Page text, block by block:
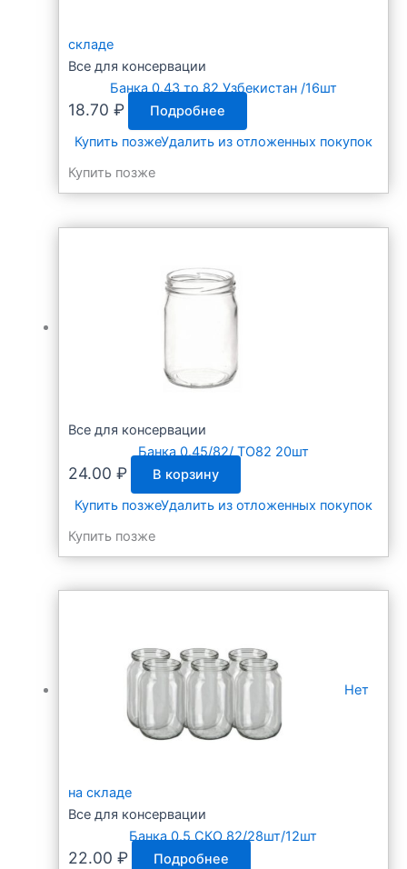
складе
Все для консервации
Банка 0.43 то 82 Узбекистан /16шт
18.70 ₽
Подробнее
Купить позжеУдалить из отложенных покупок
Купить позже
Все для консервации
Банка 0.45/82/ ТО82 20шт
24.00 ₽
В корзину
Купить позжеУдалить из отложенных покупок
Купить позже
Нет
на складе
Все для консервации
Банка 0.5 СКО 82/28шт/12шт
22.00 ₽
Подробнее